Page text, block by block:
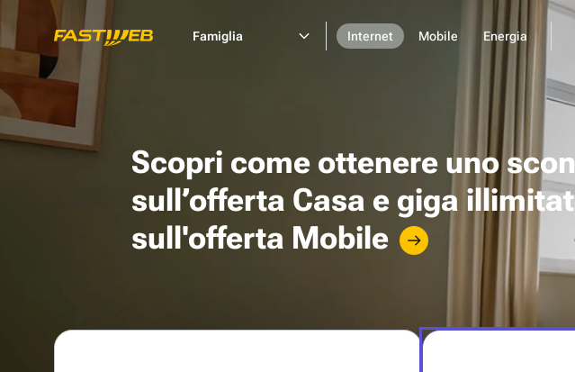
Famiglia Internet Mobile Energia
Scopri come ottenere uno
sull’offerta Casa e giga
sull'offerta Mobile